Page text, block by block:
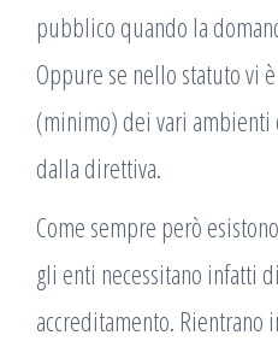
pubblico quando la
Oppure se nello statuto vi
(minimo) dei vari ambienti
dalla direttiva.
Come sempre però
gli enti necessitano infatti
accreditamento. Rientrano